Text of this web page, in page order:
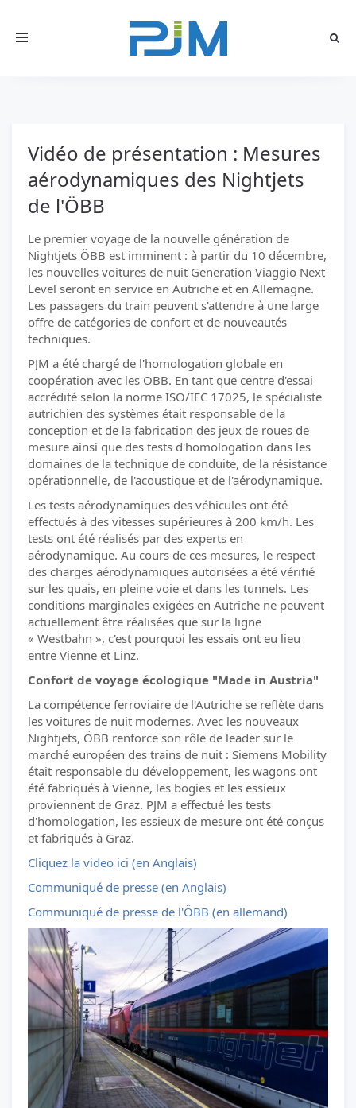
Toggle
Vidéo de présentation : Mesures
aérodynamiques des Nightjets
de l'ÖBB
Le premier voyage de la nouvelle génération de
Nightjets ÖBB est imminent : à partir du 10 décembre,
les nouvelles voitures de nuit Generation Viaggio Next
Level seront en service en Autriche et en Allemagne.
Les passagers du train peuvent s'attendre à une large
offre de catégories de confort et de nouveautés
techniques.
PJM a été chargé de l'homologation globale en
coopération avec les ÖBB. En tant que centre d'essai
accrédité selon la norme ISO/IEC 17025, le spécialiste
autrichien des systèmes était responsable de la
conception et de la fabrication des jeux de roues de
mesure ainsi que des tests d'homologation dans les
domaines de la technique de conduite, de la résistance
opérationnelle, de l'acoustique et de l'aérodynamique.
Les tests aérodynamiques des véhicules ont été
effectués à des vitesses supérieures à 200 km/h. Les
tests ont été réalisés par des experts en
aérodynamique. Au cours de ces mesures, le respect
des charges aérodynamiques autorisées a été vérifié
sur les quais, en pleine voie et dans les tunnels. Les
conditions marginales exigées en Autriche ne peuvent
actuellement être réalisées que sur la ligne
« Westbahn », c'est pourquoi les essais ont eu lieu
entre Vienne et Linz.
Confort de voyage écologique "Made in Austria"
La compétence ferroviaire de l'Autriche se reflète dans
les voitures de nuit modernes. Avec les nouveaux
Nightjets, ÖBB renforce son rôle de leader sur le
marché européen des trains de nuit : Siemens Mobility
était responsable du développement, les wagons ont
été fabriqués à Vienne, les bogies et les essieux
proviennent de Graz. PJM a effectué les tests
d'homologation, les essieux de mesure ont été conçus
et fabriqués à Graz.
Cliquez la video ici (en Anglais)
Communiqué de presse (en Anglais)
Communiqué de presse de l'ÖBB (en allemand)